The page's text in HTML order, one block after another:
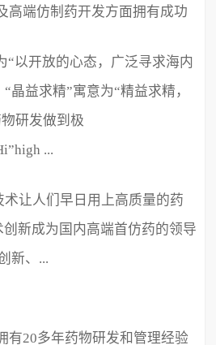
高端仿制药开发方面拥有成功
“以开放的心态，广泛寻求海内
晶益求精”寓意为“精益求精，
研发做到极
...
术让人们早日用上高质量的药
新成为国内高端首仿药的领导
新、...
有20多年药物研发和管理经验